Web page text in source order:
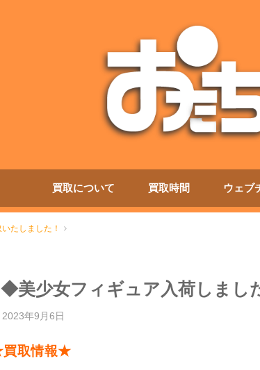
買取について 買取時間 ウェブ
いたしました！
美少女フィギュア入荷しまし
2023年9月6日
取情報★